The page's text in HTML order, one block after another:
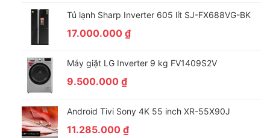
Tủ lạnh Sharp Inverter 605 lít SJ-FX688VG-BK
17.000.000 ₫
Máy giặt LG Inverter 9 kg FV1409S2V
9.500.000 ₫
Android Tivi Sony 4K 55 inch XR-55X90J
11.285.000 ₫